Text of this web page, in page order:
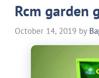
Rcm garden
October 14, 2019 by